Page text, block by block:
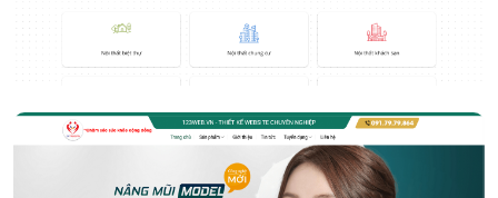
Thiết kế nội thất